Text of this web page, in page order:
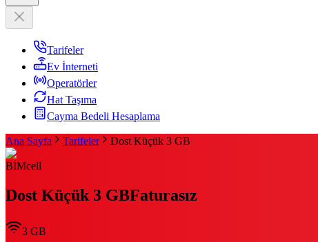
Tarifeler
Ev İnterneti
Operatörler
Hat Taşıma
Cayma Bedeli Hesaplama
Ana Sayfa Tarifeler Dost Küçük 3 GB
BİMcell
Dost Küçük 3 GBFaturasız
3 GB